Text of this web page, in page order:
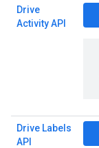
Drive
Activity API
Drive Labels
API